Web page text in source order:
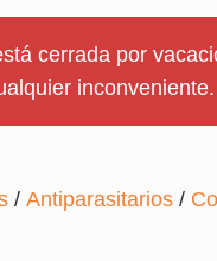
cerrada por
inconveniente.
/ Antiparasitarios /